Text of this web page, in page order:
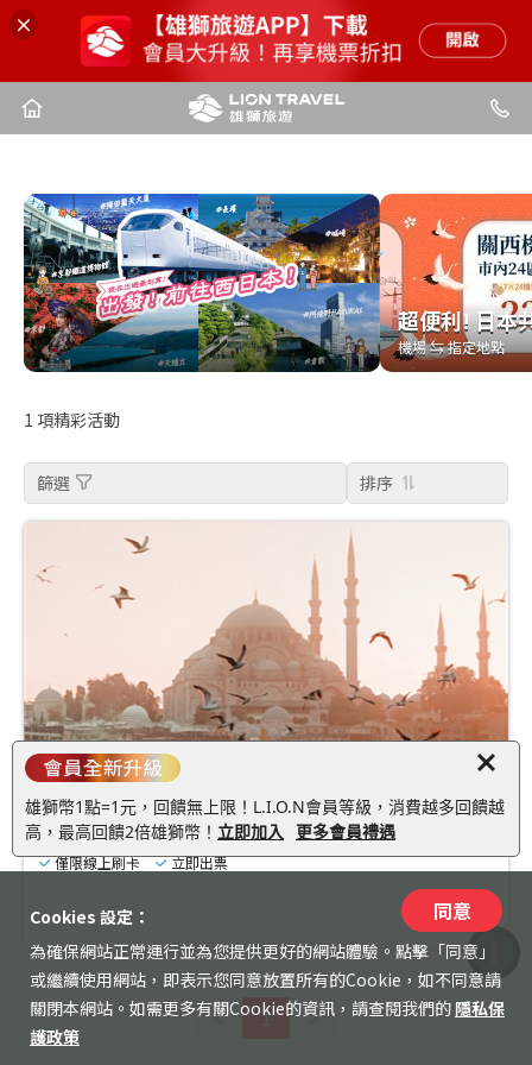
雄獅幣1點=1元，回饋無上限！L.I.O.N會員等級，消費越多回饋越
高，最高回饋2倍雄獅幣！ 立即加入 更多會員禮遇
超便利! 日本
機場 ⇆ 指定地點
超便利! 日本
機場 ⇆ 指定地點
1 項精彩活動
篩選 排序
土耳其-KAYSERI 凱瑟利 最早可使用日 2026/08/09 收藏
歐洲-歐鐵土耳其火車通行證 Eurail Turkey Pass
僅限線上刷卡 立即出票
TWD197
1
收藏
紀錄
Cookies 設定：
為確保網站正常運行並為您提供更好的網站體驗。點擊「同意」
或繼續使用網站，即表示您同意放置所有的Cookie，如不同意請
關閉本網站。如需更多有關Cookie的資訊，請查閱我們的 隱私保
護政策
同意